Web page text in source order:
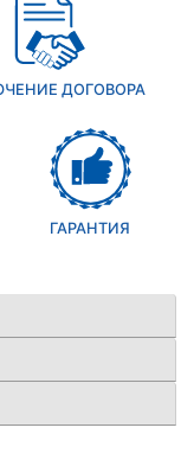
ДОГОВОРА
ГАРАНТИЯ